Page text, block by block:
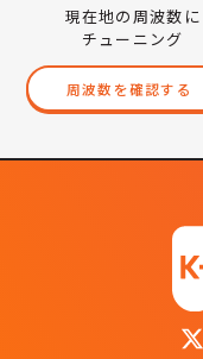
現在地の周波数に
チューニング
周波数を確認する